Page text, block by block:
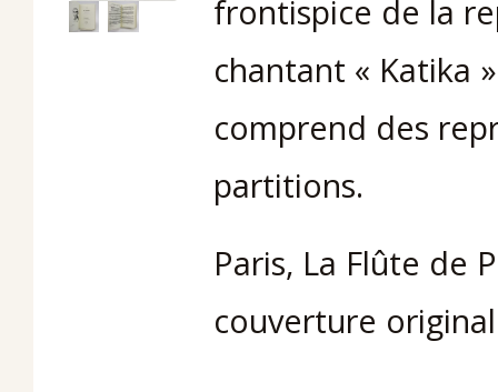
frontispice de la
chantant « Katika
comprend des
partitions.
Paris, La Flûte de
couverture